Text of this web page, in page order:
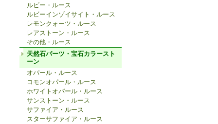
ルビー・ルース
ルビーインゾイサイト・ルース
レモンクォーツ・ルース
レアストーン・ルース
その他・ルース
天然石パーツ・宝石カラースト
ーン
オパール・ルース
コモンオパール・ルース
ホワイトオパール・ルース
サンストーン・ルース
サファイア・ルース
スターサファイア・ルース